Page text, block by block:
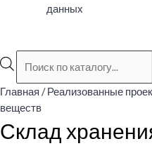
данных
товаров
Главная /Реализованные
веществ
Склад